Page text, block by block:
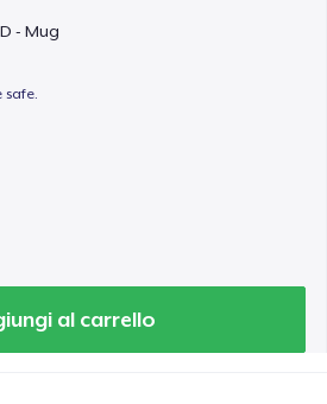
- Mug
safe.
al carrello